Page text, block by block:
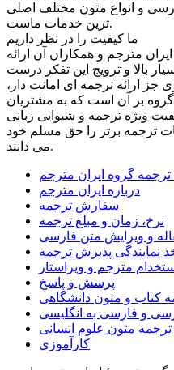
و انواع متون مختلف اصلی
ترین خدمات ماست.
ما کیفیت را در نظر داریم
مترجم و همکاران آن ارائه
بالا و ترویج این تفکر درست
جز ارائه ترجمه ای امانت دار،
بر آن است که به مشتریان
ویژه ترجمه و شیوایی زبانی
ترجمه برتر را حق مسلم خود
می دانند.
گروه ایران مترجم
درباره ایران مترجم
سفارش ترجمه
نرخ، زمان و مبلغ ترجمه
و ویرایش متن فارسی
نمایندگی پذیرش ترجمه
مترجم و ویراستار
پرسش و پاسخ
کتاب و متون دانشگاهی
و فارسی به انگلیسی
متون علوم انسانی
کارآموزی